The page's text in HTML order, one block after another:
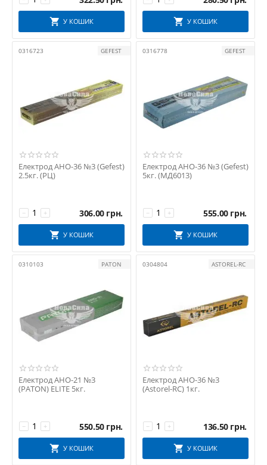
отримуйте надійні витратні матеріали для бездоганних швів і
довговічних конструкцій!
У КОШИК У КОШИК
0316723 GEFEST
Електрод АНО-36 №3 (Gefest)
2.5кг. (РЦ)
+
− 306.00 грн.
У КОШИК
0316778 GEFEST
Електрод АНО-36 №3 (Gefest)
5кг. (МД6013)
+
− 555.00 грн.
У КОШИК
0310103 PATON
Електрод АНО-21 №3
(PATON) ELITE 5кг.
+
− 550.50 грн.
У КОШИК
0304804 ASTOREL-RC
Електрод АНО-36 №3
(Astorel-RC) 1кг.
+
− 136.50 грн.
У КОШИК